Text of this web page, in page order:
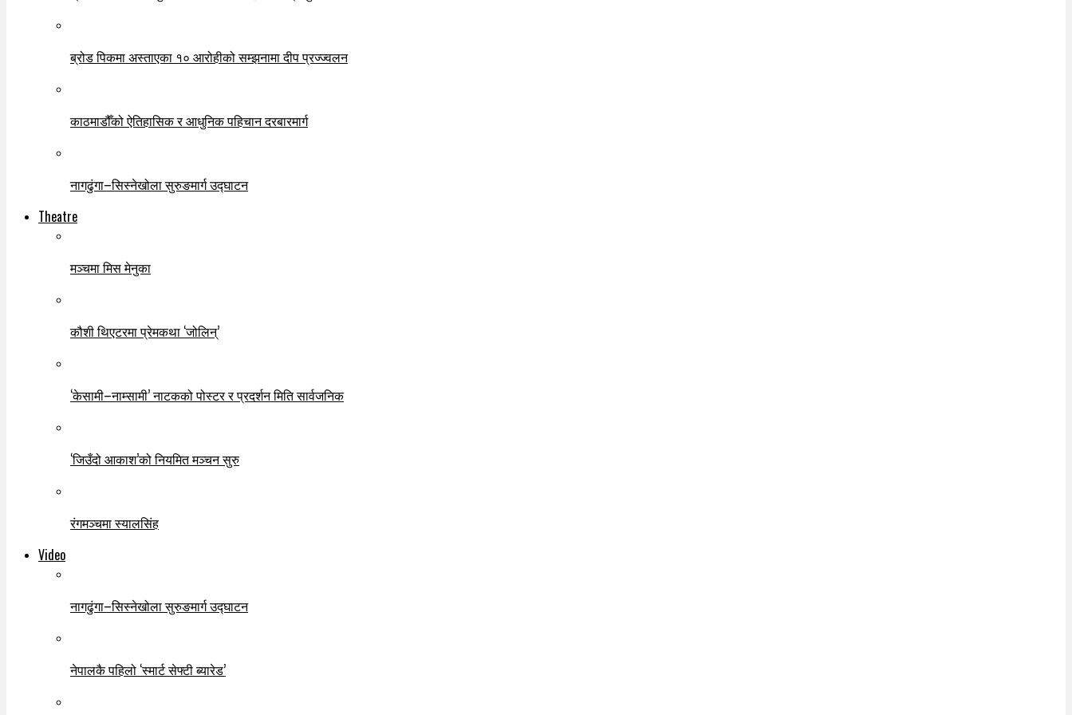
ब्रोड पिकमा अस्ताएका १० आरोहीको सम्झनामा दीप प्रज्ज्वलन
काठमाडौँको ऐतिहासिक र आधुनिक पहिचान दरबारमार्ग
नागढुंगा–सिस्नेखोला सुरुङमार्ग उद्घाटन
Theatre
मञ्चमा मिस मेनुका
कौशी थिएटरमा प्रेमकथा ‘जोलिन्’
‘केसामी–नाम्सामी’ नाटकको पोस्टर र प्रदर्शन मिति सार्वजनिक
‘जिउँदो आकाश’को नियमित मञ्चन सुरु
रंगमञ्चमा स्यालसिंह
Video
नागढुंगा–सिस्नेखोला सुरुङमार्ग उद्घाटन
नेपालकै पहिलो ‘स्मार्ट सेफ्टी ब्यारेड’